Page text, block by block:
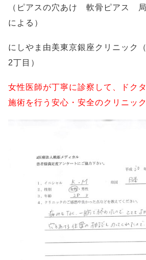
（ピアスの穴あけ 軟骨ピアス
による）
にしやま由美東京銀座クリニック
2丁目）
女性医師が丁寧に診察して、ドク
施術を行う安心・安全のクリニック